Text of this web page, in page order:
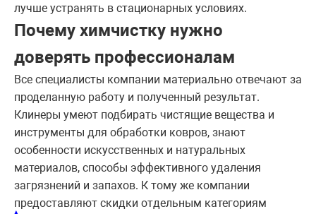
лучше устранять в стационарных условиях.
Почему химчистку нужно
доверять профессионалам
Все специалисты компании материально отвечают за
проделанную работу и полученный результат.
Клинеры умеют подбирать чистящие вещества и
инструменты для обработки ковров, знают
особенности искусственных и натуральных
материалов, способы эффективного удаления
загрязнений и запахов. К тому же компании
предоставляют скидки отдельным категориям